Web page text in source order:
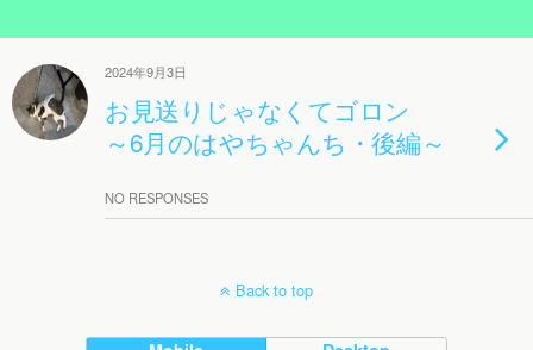
2024年9月3日
お見送りじゃなくてゴロン
～6月のはやちゃんち・後編～
NO RESPONSES
Back to top